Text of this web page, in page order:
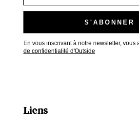
En vous inscrivant à notre newsletter, vous
de confidentialité d'Outside
Liens